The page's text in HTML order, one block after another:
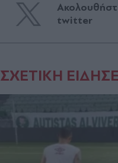
twitter
ΣΧΕΤΙΚΗ